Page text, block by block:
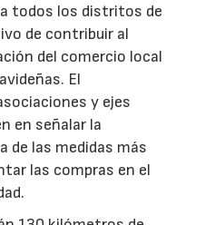
todos los distritos de
de contribuir al
del comercio local
El
y ejes
en señalar la
de las medidas más
las compras en el